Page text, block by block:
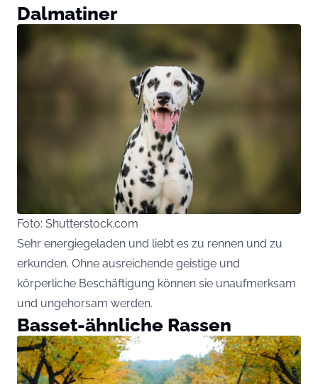
Dalmatiner
Foto: Shutterstock.com
Sehr energiegeladen und liebt es zu rennen und zu
erkunden. Ohne ausreichende geistige und
körperliche Beschäftigung können sie unaufmerksam
und ungehorsam werden.
Basset-ähnliche Rassen